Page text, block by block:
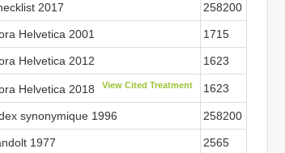
2017 258200
Helvetica 2001 1715
Helvetica 2012 1623
Helvetica 2018 View Cited Treatment 1623
synonymique 1996 258200
1977 2565